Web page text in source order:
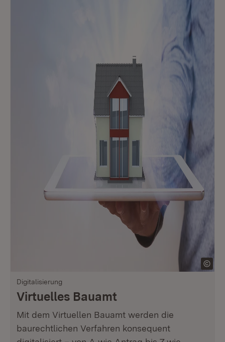
Digitalisierung
Virtuelles Bauamt
Mit dem Virtuellen Bauamt werden die
baurechtlichen Verfahren konsequent